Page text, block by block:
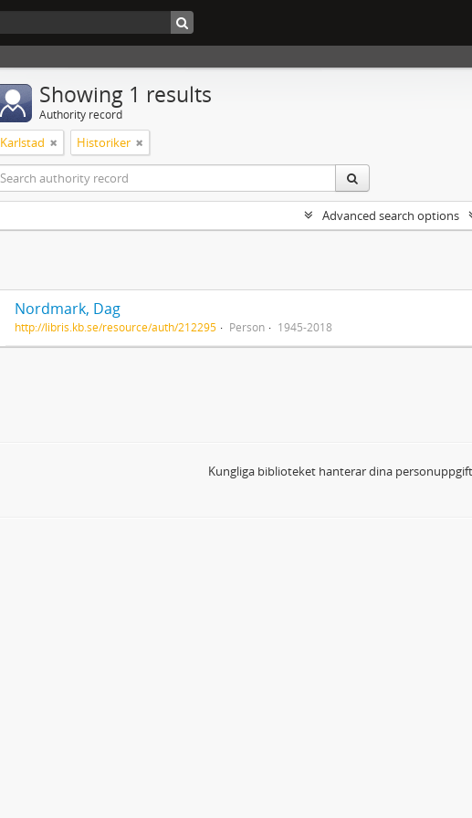
Showing 1 results
Authority record
Karlstad Historiker
Advanced search options
Nordmark, Dag
http://libris.kb.se/resource/auth/212295 Person 1945-2018
Kungliga biblioteket hanterar dina